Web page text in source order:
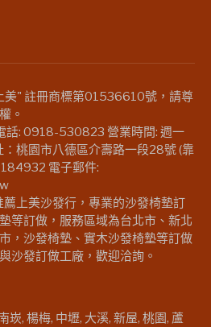
" 註冊商標第01536610號，請尊
。
話: 0918-530823 營業時間: 週一
桃園市八德區介壽路一段28號 (靠
電子郵件:
上美沙發行，專業的沙發椅墊訂
等訂做，服務區域為台北市、新北
，沙發椅墊、實木沙發椅墊等訂做
沙發訂做工廠，歡迎洽詢。
崁, 楊梅, 中壢, 大溪, 新屋, 桃園, 蘆